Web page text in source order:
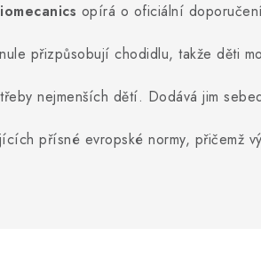
opírá o oficiální
přizpůsobují chodidlu, takže děti
nejmenších dětí. Dodává jim
přísné evropské normy, přičemž